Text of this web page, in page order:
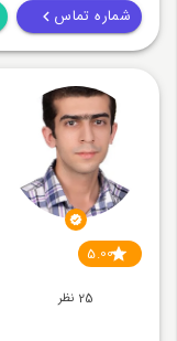
شماره تماس
5.00
25 نظر